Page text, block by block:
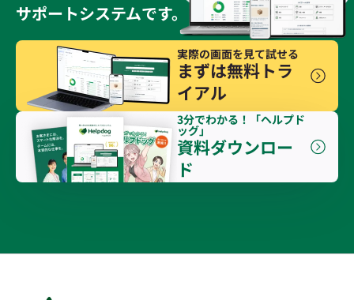
サポートシステムです。
実際の画面を見て試せる
まずは無料トラ
イアル
3分でわかる！「ヘルプド
ッグ」
資料ダウンロー
ド